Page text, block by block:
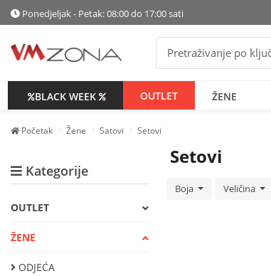
Ponedjeljak - Petak: 08:00 do 17:00 sati
BLACK WEEK OUTLET ŽENE
Početak Žene Satovi Setovi
Kategorije
OUTLET
ŽENE
ODJEĆA
Setovi
Boja Veličina